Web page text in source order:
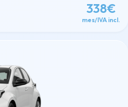
338€
mes/IVA incl.